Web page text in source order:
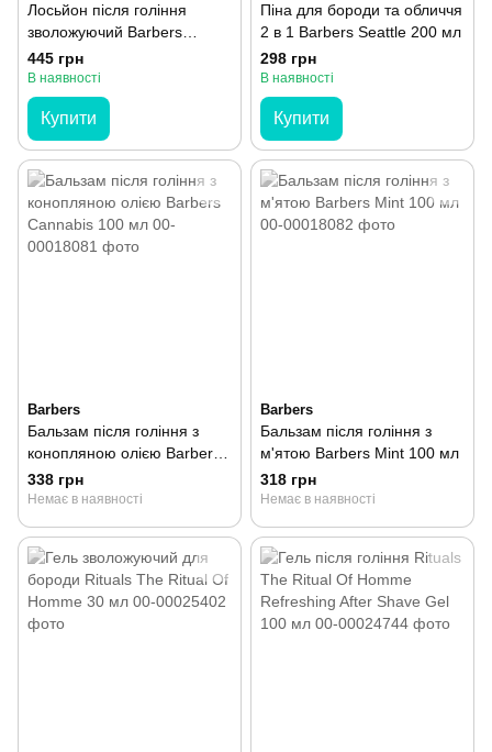
Лосьйон після гоління
зволожуючий Barbers
Manchester 250 мл
445 грн
В наявності
Купити
Піна для бороди та обличчя
2 в 1 Barbers Seattle 200 мл
298 грн
В наявності
Купити
Barbers
Бальзам після гоління з
конопляною олією Barbers
Cannabis 100 мл
338 грн
Немає в наявності
Barbers
Бальзам після гоління з
м'ятою Barbers Mint 100 мл
318 грн
Немає в наявності